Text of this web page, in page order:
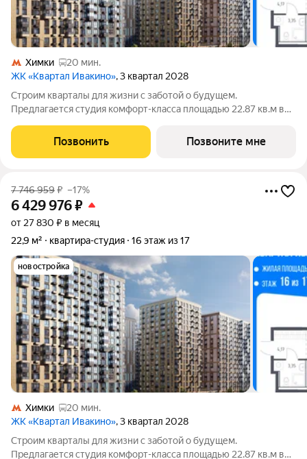
Химки
20 мин.
ЖК «Квартал Ивакино», 3 квартал 2028
Строим кварталы для жизни с заботой о будущем.
Предлагается студия комфорт-класса площадью 22.87 кв.м в
комплексе "Квартал Ивакино".Позаботились о вашем
времени, поэтому квартиры доступны с
Позвонить Позвоните мне
7 746 959₽ –17%
6 429 976₽
от 27 830 ₽ в месяц
22,9 м²
квартира-студия 16 этаж из 17
новостройка
Химки
20 мин.
ЖК «Квартал Ивакино», 3 квартал 2028
Строим кварталы для жизни с заботой о будущем.
Предлагается студия комфорт-класса площадью 22.87 кв.м в